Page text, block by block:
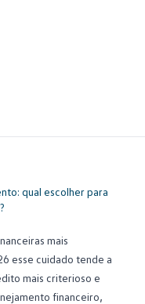
qual escolher para
mais
esse cuidado tende a
mais criterioso e
financeiro,